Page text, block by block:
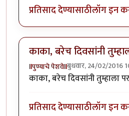
प्रतिसाद देण्यासाठीलॉग इन
काका, बरेच दिवसांनी
llपुण्याचे पेशवेllबुधवार, 24/02/2016
काका, बरेच दिवसांनी तुम्हाला
प्रतिसाद देण्यासाठीलॉग इन